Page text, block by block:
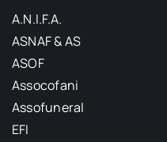
A.N.I.F.A.
ASNAF & AS
ASOF
Assocofani
Assofuneral
EFI